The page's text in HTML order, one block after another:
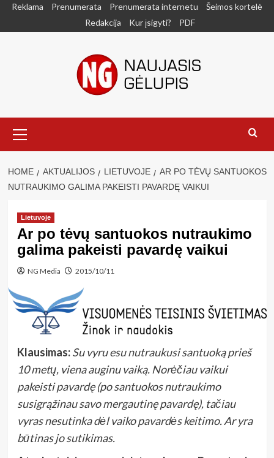
SkipReklama Prenumerata Prenumerata internetu
Šeimos kortelė
Redakcija
Kur įsigyti? PDF
Menu
HOME AKTUALIJOS LIETUVOJE
AR PO TĖVŲ SANTUOKOS
NUTRAUKIMO GALIMA PAKEISTI PAVARDĘ VAIKUI
Lietuvoje
Ar po tėvų santuokos nutraukimo
galima pakeisti pavardę vaikui
NG Media 2015/10/11
Klausimas:Su vyru esu nutraukusi santuoką prieš
10 metų, viena auginu vaiką. Norėčiau vaikui
pakeisti pavardę (po santuokos nutraukimo
susigrąžinau savo mergautinę pavardę), tačiau
vyras nesutinka dėl vaiko pavardės keitimo. Ar yra
būtinas jo sutikimas.